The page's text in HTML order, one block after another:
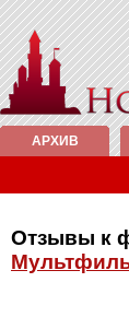
АРХИВ
Отзывы к